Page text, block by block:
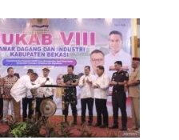
perekonomian